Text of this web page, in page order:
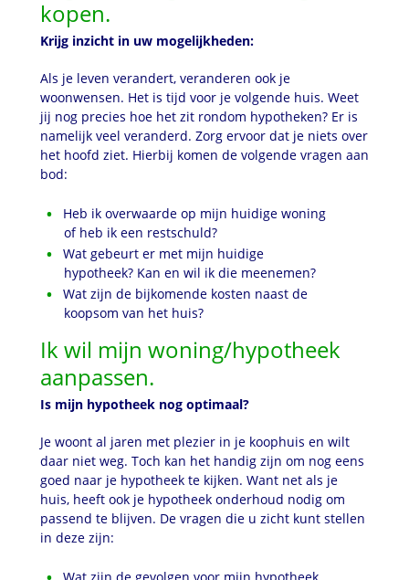
kopen.
Krijg inzicht in uw mogelijkheden:
Als je leven verandert, veranderen ook je
woonwensen. Het is tijd voor je volgende huis. Weet
jij nog precies hoe het zit rondom hypotheken? Er is
namelijk veel veranderd. Zorg ervoor dat je niets over
het hoofd ziet. Hierbij komen de volgende vragen aan
bod:
Heb ik overwaarde op mijn huidige woning
of heb ik een restschuld?
Wat gebeurt er met mijn huidige
hypotheek? Kan en wil ik die meenemen?
Wat zijn de bijkomende kosten naast de
koopsom van het huis?
Ik wil mijn woning/hypotheek
aanpassen.
Is mijn hypotheek nog optimaal?
Je woont al jaren met plezier in je koophuis en wilt
daar niet weg. Toch kan het handig zijn om nog eens
goed naar je hypotheek te kijken. Want net als je
huis, heeft ook je hypotheek onderhoud nodig om
passend te blijven. De vragen die u zicht kunt stellen
in deze zijn: